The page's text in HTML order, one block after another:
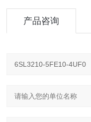
产品咨询